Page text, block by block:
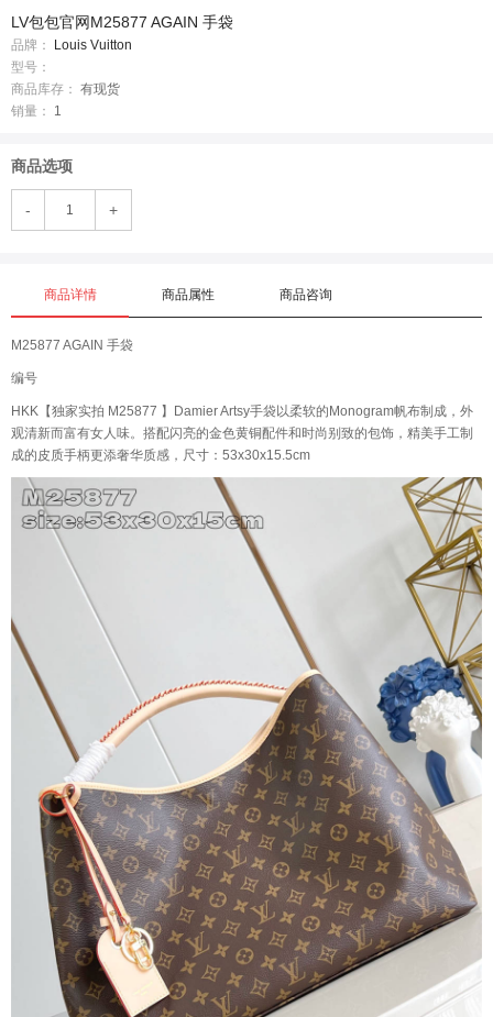
LV包包官网M25877 AGAIN 手袋
品牌：
Louis Vuitton
型号：
商品库存： 有现货
销量：
1
商品选项
- +
商品详情 商品属性 商品咨询
M25877 AGAIN 手袋
编号
HKK【独家实拍 M25877 】Damier Artsy手袋以柔软的Monogram帆布制成，外
观清新而富有女人味。搭配闪亮的金色黄铜配件和时尚别致的包饰，精美手工制
成的皮质手柄更添奢华质感，尺寸：53x30x15.5cm